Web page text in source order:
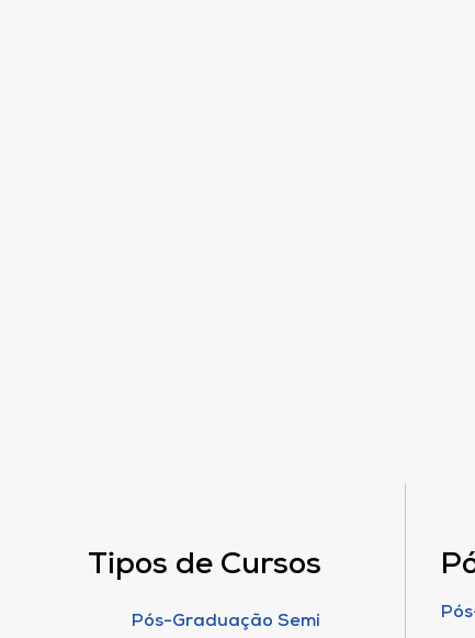
Tipos de Cursos
Pós-Graduação Semi